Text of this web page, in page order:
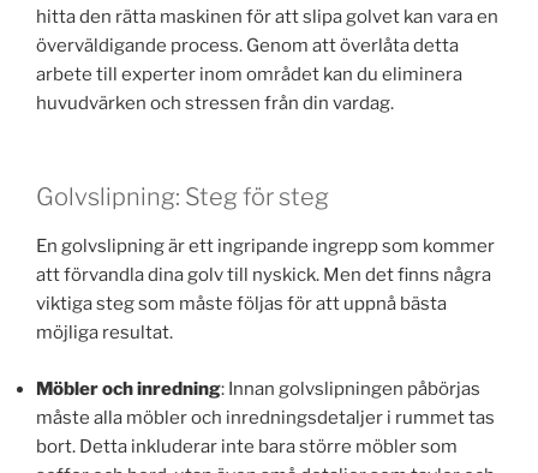
hitta den rätta maskinen för att slipa golvet kan vara en
överväldigande process. Genom att överlåta detta
arbete till experter inom området kan du eliminera
huvudvärken och stressen från din vardag.
Golvslipning: Steg för steg
En golvslipning är ett ingripande ingrepp som kommer
att förvandla dina golv till nyskick. Men det finns några
viktiga steg som måste följas för att uppnå bästa
möjliga resultat.
Möbler och inredning: Innan golvslipningen påbörjas
måste alla möbler och inredningsdetaljer i rummet tas
bort. Detta inkluderar inte bara större möbler som